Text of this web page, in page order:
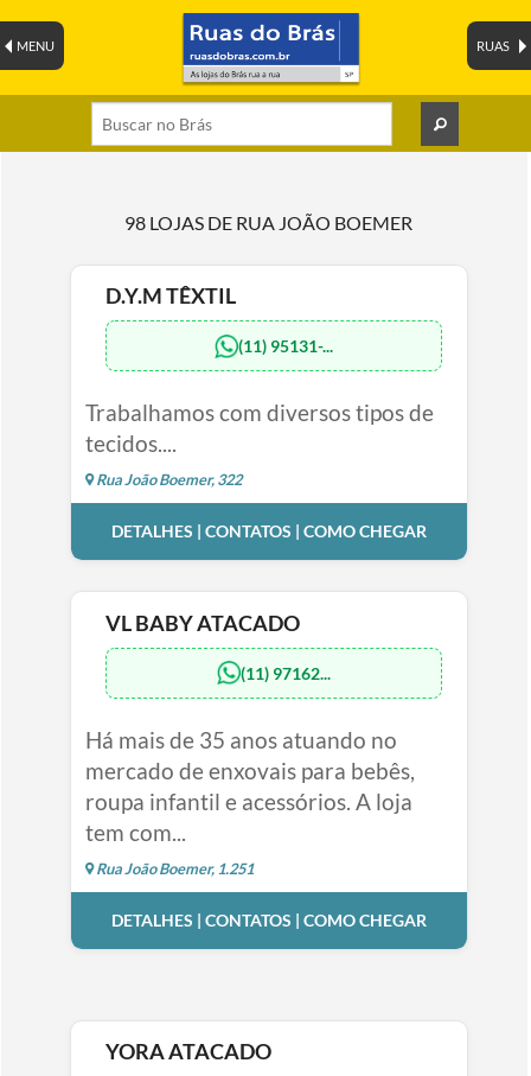
RUAS
MENU
98 LOJAS DE RUA JOÃO BOEMER
D.Y.M TÊXTIL
(11) 95131-...
Trabalhamos com diversos tipos de
tecidos....
Rua João Boemer, 322
DETALHES | CONTATOS | COMO CHEGAR
VL BABY ATACADO
(11) 97162...
Há mais de 35 anos atuando no
mercado de enxovais para bebês,
roupa infantil e acessórios. A loja
tem com...
Rua João Boemer, 1.251
DETALHES | CONTATOS | COMO CHEGAR
YORA ATACADO